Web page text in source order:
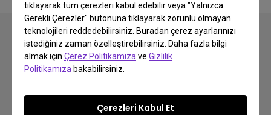
tıklayarak tüm çerezleri kabul edebilir veya "Yalnızca
Gerekli Çerezler" butonuna tıklayarak zorunlu olmayan
teknolojileri reddedebilirsiniz. Buradan çerez ayarlarınızı
istediğiniz zaman özelleştirebilirsiniz. Daha fazla bilgi
almak için Çerez Politikamıza ve Gizlilik
Politikamıza bakabilirsiniz.
Çerezleri Kabul Et